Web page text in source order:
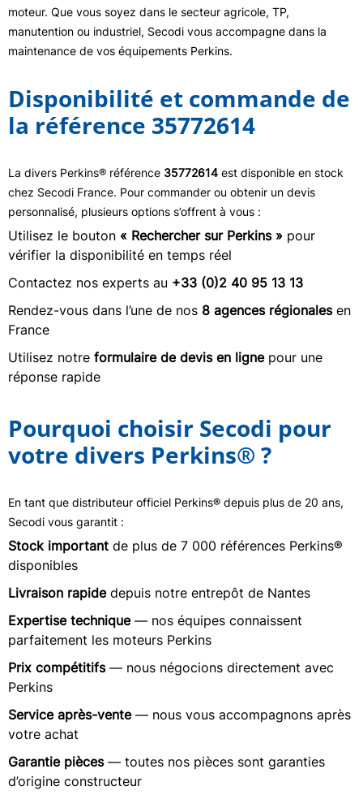
moteur. Que vous soyez dans le secteur agricole, TP,
manutention ou industriel, Secodi vous accompagne dans la
maintenance de vos équipements Perkins.
Disponibilité et commande de
la référence 35772614
La divers Perkins® référence 35772614 est disponible en stock
chez Secodi France. Pour commander ou obtenir un devis
personnalisé, plusieurs options s’offrent à vous :
Utilisez le bouton « Rechercher sur Perkins » pour
vérifier la disponibilité en temps réel
Contactez nos experts au +33 (0)2 40 95 13 13
Rendez-vous dans l’une de nos 8 agences régionalesen
France
Utilisez notre formulaire de devis en lignepour une
réponse rapide
Pourquoi choisir Secodi pour
votre divers Perkins® ?
En tant que distributeur officiel Perkins® depuis plus de 20 ans,
Secodi vous garantit :
Stock important de plus de 7 000 références Perkins®
disponibles
Livraison rapidedepuis notre entrepôt de Nantes
Expertise technique— nos équipes connaissent
parfaitement les moteurs Perkins
Prix compétitifs— nous négocions directement avec
Perkins
Service après-vente— nous vous accompagnons après
votre achat
Garantie pièces— toutes nos pièces sont garanties
d’origine constructeur